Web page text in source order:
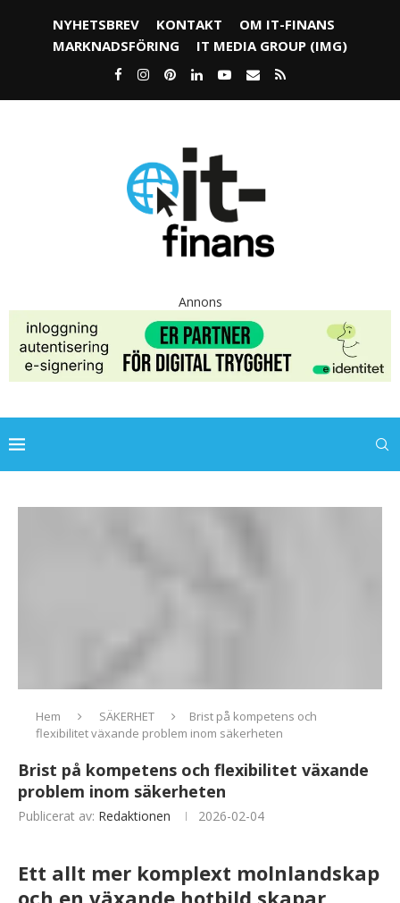
NYHETSBREV KONTAKT
OM IT-FINANS
MARKNADSFÖRING
IT MEDIA GROUP (IMG)
Annons
Hem SÄKERHET
Brist på kompetens och
flexibilitet växande problem inom säkerheten
Brist på kompetens och flexibilitet växande
problem inom säkerheten
Publicerat av: Redaktionen 2026-02-04
Ett allt mer komplext molnlandskap